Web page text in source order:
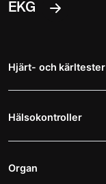
EKG
Hjärt- och kärltester
Hälsokontroller
Organ